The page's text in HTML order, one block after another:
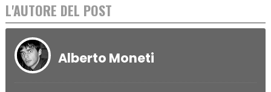
L'AUTORE DEL POST
Alberto Moneti